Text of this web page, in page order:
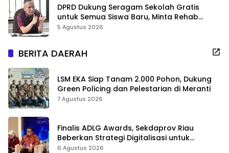
DPRD Dukung Seragam Sekolah Gratis
untuk Semua Siswa Baru, Minta Rehab
Sekolah Jangan Dikurangi
5 Agustus 2026
BERITA DAERAH
LSM EKA Siap Tanam 2.000 Pohon, Dukung
Green Policing dan Pelestarian di Meranti
7 Agustus 2026
Finalis ADLG Awards, Sekdaprov Riau
Beberkan Strategi Digitalisasi untuk
Tingkatkan Layanan Publik
6 Agustus 2026